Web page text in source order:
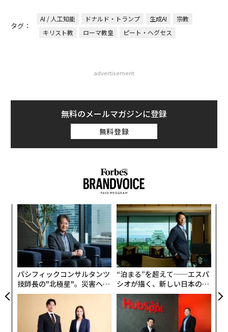
タグ：
AI / 人工知能 ドナルド・トランプ 生成AI
宗教
キリスト教
ローマ教皇 ピート・ヘグセス
advertisement
無料のメールマガジンに登録
無料登録
パシフィックコンサルタンツ
技師長の"北極星"。災害への
無力感を乗り越え見つけた、
防災一筋20年の答え
“泊まる”を超えて──エスパ
シオが描く、新しい日本のラ
グジュアリー（前編）